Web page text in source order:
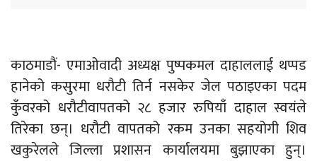
काठमाडौं- एमाओवादी अध्यक्ष पुष्पकमल दाहाललाई थप्पड
हानेको कसुरमा धरौटी तिर्न नसकेर जेल पठाइएका पदम
कुँवरको धरौटीवापतको २८ हजार रुपियाँ दाहाल स्वयंले
तिरेका छन्। धरौटी वापतको रकम उनका सहयोगी शिव
खकुरेलले जिल्ला प्रशासन कार्यालयमा बुझाएका हुन्।